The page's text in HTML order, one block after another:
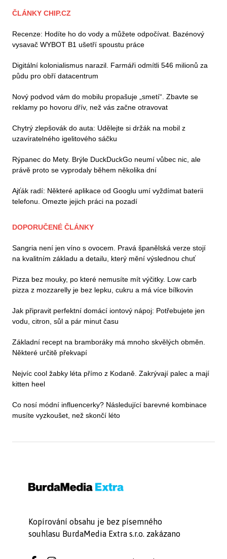
ČLÁNKY CHIP.CZ
Recenze: Hodíte ho do vody a můžete odpočívat. Bazénový
vysavač WYBOT B1 ušetří spoustu práce
Digitální kolonialismus narazil. Farmáři odmítli 546 milionů za
půdu pro obří datacentrum
Nový podvod vám do mobilu propašuje „smetí“. Zbavte se
reklamy po hovoru dřív, než vás začne otravovat
Chytrý zlepšovák do auta: Udělejte si držák na mobil z
uzavíratelného igelitového sáčku
Rýpanec do Mety. Brýle DuckDuckGo neumí vůbec nic, ale
právě proto se vyprodaly během několika dní
Ajťák radí: Některé aplikace od Googlu umí vyždímat baterii
telefonu. Omezte jejich práci na pozadí
DOPORUČENÉ ČLÁNKY
Sangria není jen víno s ovocem. Pravá španělská verze stojí
na kvalitním základu a detailu, který mění výslednou chuť
Pizza bez mouky, po které nemusíte mít výčitky. Low carb
pizza z mozzarelly je bez lepku, cukru a má více bílkovin
Jak připravit perfektní domácí iontový nápoj: Potřebujete jen
vodu, citron, sůl a pár minut času
Základní recept na bramboráky má mnoho skvělých obměn.
Některé určitě překvapí
Nejvíc cool žabky léta přímo z Kodaně. Zakrývají palec a mají
kitten heel
Co nosí módní influencerky? Následující barevné kombinace
musíte vyzkoušet, než skončí léto
Kopírování obsahu je bez písemného
souhlasu BurdaMedia Extra s.r.o. zakázano